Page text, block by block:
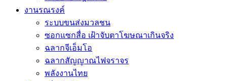
งานรณรงค์
ระบบขนส่งมวลชน
ซอกแซกสื่อ เฝ้าจับตาโฆษณาเกินจริง
ฉลากจีเอ็มโอ
ฉลากสัญญาณไฟจราจร
พลังงานไทย